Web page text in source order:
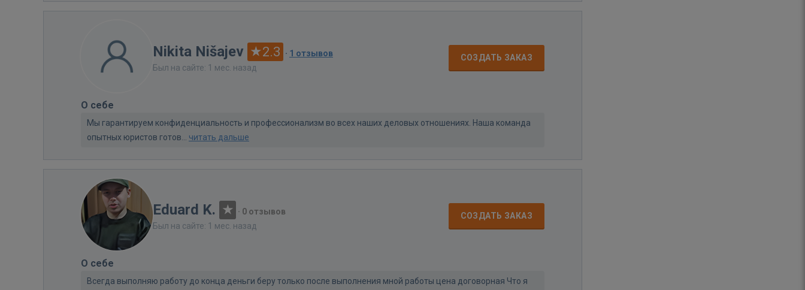
Nikita Nišajev 2.3 · 1 отзывов
Был на сайте: 1 мес. назад
СОЗДАТЬ ЗАКАЗ
О себе
Мы гарантируем конфиденциальность и профессионализм во всех наших деловых отношениях. Наша команда
опытных юристов готов... читать дальше
Eduard K. · 0 отзывов
Был на сайте: 1 мес. назад
СОЗДАТЬ ЗАКАЗ
О себе
Всегда выполняю работу до конца деньги беру только после выполнения мной работы цена договорная Что я